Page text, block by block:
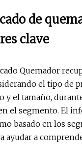
de
clave
Quemador
el tipo de
el tamaño,
el segmento. El
basado en los
ayudar a